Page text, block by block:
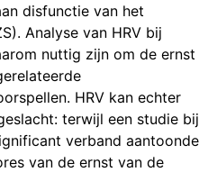
disfunctie van het
Analyse van HRV bij
nuttig zijn om de ernst
HRV kan echter
terwijl een studie bij
verband aantoonde
van de ernst van de